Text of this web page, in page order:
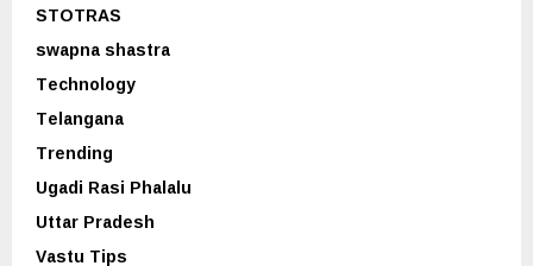
STOTRAS
swapna shastra
Technology
Telangana
Trending
Ugadi Rasi Phalalu
Uttar Pradesh
Vastu Tips